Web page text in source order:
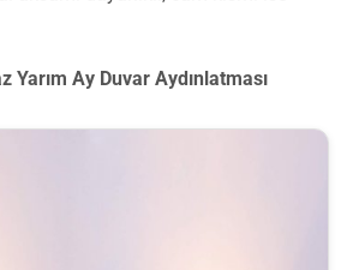
Yarım Ay Duvar Aydınlatması